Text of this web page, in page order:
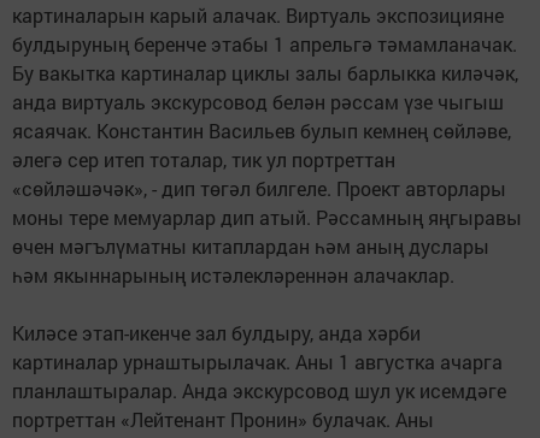
картиналарын карый алачак. Виртуаль экспозицияне
булдыруның беренче этабы 1 апрельгә тәмамланачак.
Бу вакытка картиналар циклы залы барлыкка киләчәк,
анда виртуаль экскурсовод белән рәссам үзе чыгыш
ясаячак. Константин Васильев булып кемнең сөйләве,
әлегә сер итеп тоталар, тик ул портреттан
«сөйләшәчәк», - дип төгәл билгеле. Проект авторлары
моны тере мемуарлар дип атый. Рәссамның яңгыравы
өчен мәгълүматны китаплардан һәм аның дуслары
һәм якыннарының истәлекләреннән алачаклар.
Киләсе этап-икенче зал булдыру, анда хәрби
картиналар урнаштырылачак. Аны 1 августка ачарга
планлаштыралар. Анда экскурсовод шул ук исемдәге
портреттан «Лейтенант Пронин» булачак. Аны